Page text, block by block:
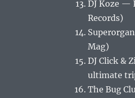
DJ Koze —
Records)
Mag)
DJ Click &
ultimate
The Bug